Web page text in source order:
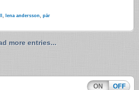
, lena andersson, pär
more entries...
ON OFF